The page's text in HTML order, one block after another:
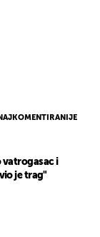
vatrogasac i
je trag"